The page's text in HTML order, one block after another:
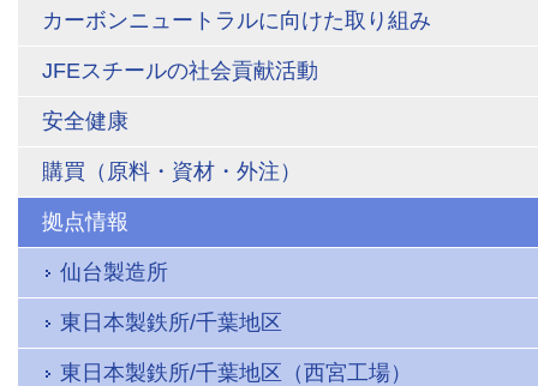
カーボンニュートラルに向けた取り組み
JFEスチールの社会貢献活動
安全健康
購買（原料・資材・外注）
拠点情報
仙台製造所
東日本製鉄所/千葉地区
東日本製鉄所/千葉地区（西宮工場）